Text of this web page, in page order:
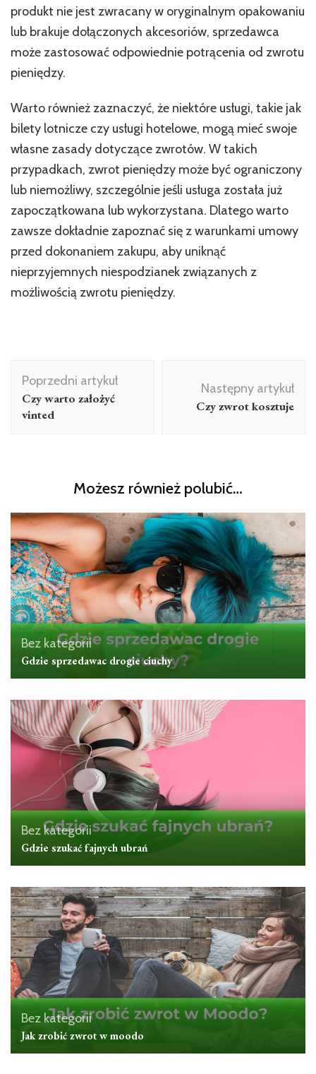
produkt nie jest zwracany w oryginalnym opakowaniu
lub brakuje dołączonych akcesoriów, sprzedawca
może zastosować odpowiednie potrącenia od zwrotu
pieniędzy.
Warto również zaznaczyć, że niektóre usługi, takie jak
bilety lotnicze czy usługi hotelowe, mogą mieć swoje
własne zasady dotyczące zwrotów. W takich
przypadkach, zwrot pieniędzy może być ograniczony
lub niemożliwy, szczególnie jeśli usługa została już
zapoczątkowana lub wykorzystana. Dlatego warto
zawsze dokładnie zapoznać się z warunkami umowy
przed dokonaniem zakupu, aby uniknąć
nieprzyjemnych niespodzianek związanych z
możliwością zwrotu pieniędzy.
Nawigacja
wpisu
Poprzedni artykuł
Czy warto założyć
vinted
Następny artykuł
Czy zwrot kosztuje
Możesz również polubić…
Bez kategorii
Gdzie sprzedawac drogie ciuchy
Bez kategorii
Gdzie szukać fajnych ubrań
Bez kategorii
Jak zrobić zwrot w moodo